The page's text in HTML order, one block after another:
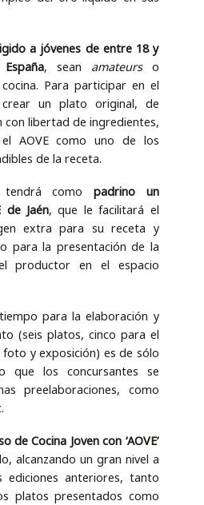
a jóvenes de entre 18 y
, sean amateurso
Para participar en el
crear un plato original, de
con libertad de ingredientes,
AOVE como uno de los
de la receta.
tendrá como padrino un
de Jaén, que le facilitará el
extra para su receta y
para la presentación de la
productor en el espacio
para la elaboración y
(seis platos, cinco para el
y exposición) es de sólo
que los concursantes se
preelaboraciones, como
de Cocina Joven con ‘AOVE’
alcanzando un gran nivel a
anteriores, tanto
platos presentados como